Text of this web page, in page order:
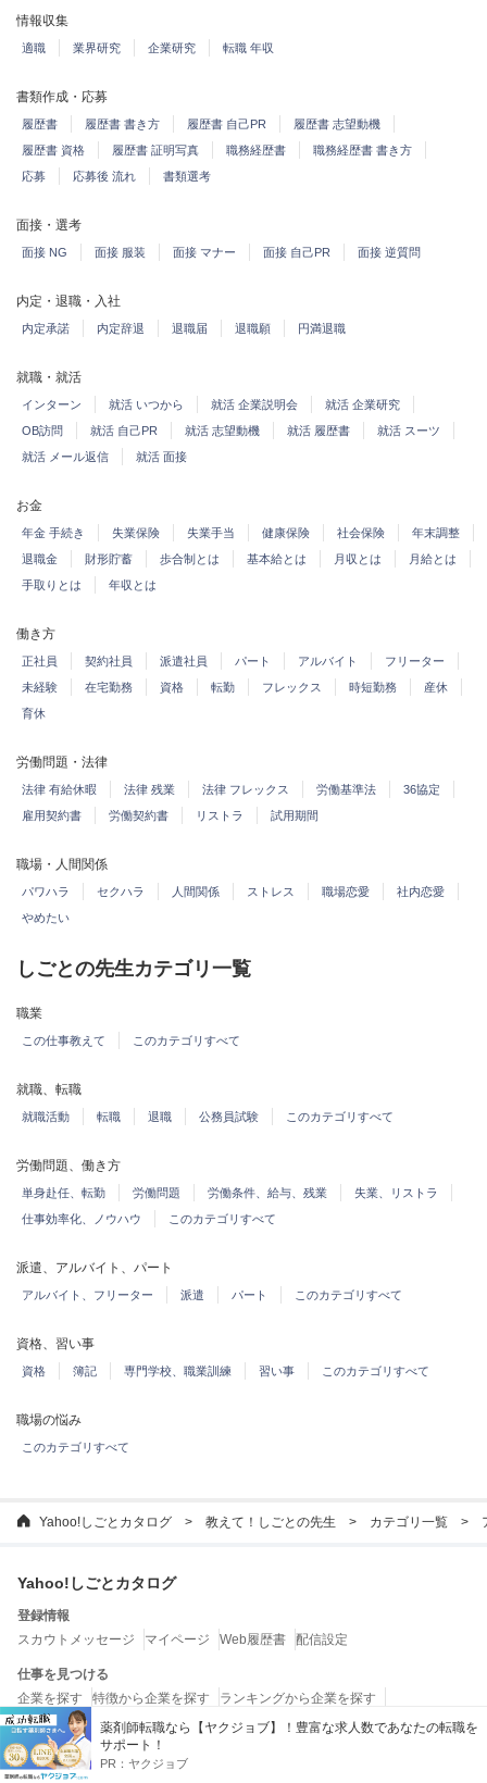
情報収集
適職 業界研究 企業研究 転職 年収
書類作成・応募
履歴書 履歴書 書き方 履歴書 自己PR
履歴書 志望動機
履歴書 資格
履歴書 証明写真 職務経歴書
職務経歴書 書き方
応募
応募後 流れ 書類選考
面接・選考
面接 NG 面接 服装 面接 マナー 面接 自己PR 面接 逆質問
内定・退職・入社
内定承諾 内定辞退 退職届 退職願 円満退職
就職・就活
インターン 就活 いつから 就活 企業説明会
就活 企業研究
OB訪問
就活 自己PR 就活 志望動機 就活 履歴書
就活 スーツ
就活 メール返信
就活 面接
お金
年金 手続き 失業保険 失業手当 健康保険 社会保険
年末調整
退職金
財形貯蓄 歩合制とは 基本給とは 月収とは
月給とは
手取りとは
年収とは
働き方
正社員 契約社員 派遣社員 パート アルバイト
フリーター
未経験
在宅勤務 資格 転勤 フレックス 時短勤務
産休
育休
労働問題・法律
法律 有給休暇 法律 残業 法律 フレックス 労働基準法
36協定
雇用契約書
労働契約書 リストラ 試用期間
職場・人間関係
パワハラ セクハラ 人間関係 ストレス 職場恋愛
社内恋愛
やめたい
しごとの先生カテゴリ一覧
職業
この仕事教えて このカテゴリすべて
就職、転職
就職活動 転職 退職 公務員試験 このカテゴリすべて
労働問題、働き方
単身赴任、転勤 労働問題 労働条件、給与、残業
失業、リストラ
仕事効率化、ノウハウ
このカテゴリすべて
派遣、アルバイト、パート
アルバイト、フリーター 派遣 パート このカテゴリすべて
資格、習い事
資格 簿記 専門学校、職業訓練 習い事 このカテゴリすべて
職場の悩み
このカテゴリすべて
Yahoo!しごとカタログ 教えて！しごとの先生 カテゴリ一覧
薬剤師転職なら【ヤクジョブ】！豊富な求人数であなたの転職を
サポート！
PR： ヤクジョブ
Yahoo!しごとカタログ
登録情報
スカウトメッセージ
マイページ Web履歴書 配信設定
仕事を見つける
企業を探す
特徴から企業を探す
ランキングから企業を探す
転職エージェントを探す
お役立ちコンテンツ
教えて！しごとの先生